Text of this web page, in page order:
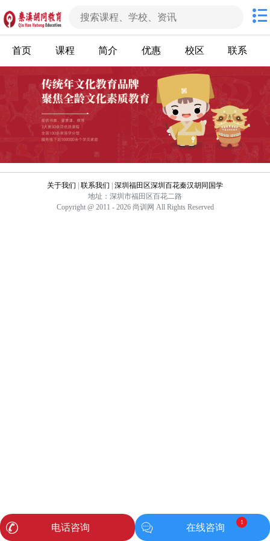
首页 课程 简介 优惠 校区 联系
关于我们 联系我们
深圳福田区深圳百花秦汉胡同国学
地址：深圳市福田区百花二路
Copyright @ 2011 - 2026 尚训网 All Rights Reserved
电话咨询 在线咨询
1